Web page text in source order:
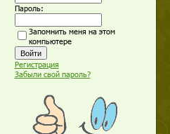
Пароль:
Запомнить меня на этом
компьютере
Регистрация
Забыли свой пароль?